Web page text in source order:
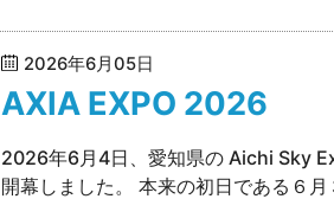
2026年6月05日
AXIA EXPO 2026
2026年6月4日、愛知県の Aichi Sky
開幕しました。 本来の初日である６